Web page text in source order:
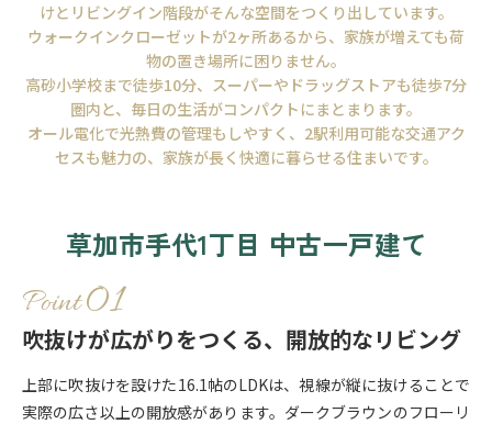
けとリビングイン階段がそんな空間をつくり出しています。
ウォークインクローゼットが2ヶ所あるから、家族が増えても荷
物の置き場所に困りません。
高砂小学校まで徒歩10分、スーパーやドラッグストアも徒歩7分
圏内と、毎日の生活がコンパクトにまとまります。
オール電化で光熱費の管理もしやすく、2駅利用可能な交通アク
セスも魅力の、家族が長く快適に暮らせる住まいです。
草加市手代1丁目 中古一戸建て
Point
吹抜けが広がりをつくる、開放的なリビング
上部に吹抜けを設けた16.1帖のLDKは、視線が縦に抜けることで
実際の広さ以上の開放感があります。ダークブラウンのフローリ